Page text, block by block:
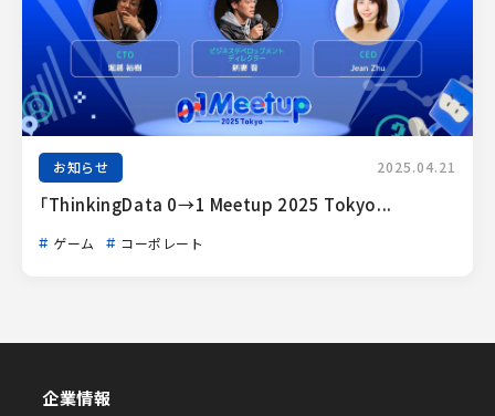
お知らせ 2025.04.21
「ThinkingData 0→1 Meetup 2025 Tokyo...
ゲーム コーポレート
企業情報